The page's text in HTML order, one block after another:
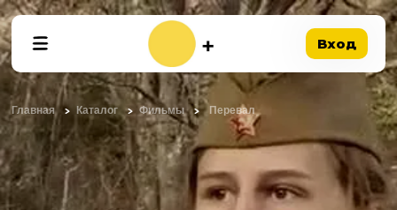
Вход
Главная Каталог Фильмы Перевал